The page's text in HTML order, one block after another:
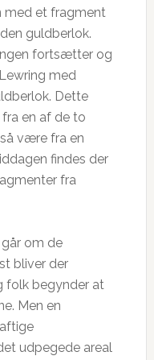
med et fragment
guldberlok.
fortsætter og
med
Dette
en af de to
være fra en
findes der
fra
om de
bliver der
folk begynder at
Men en
udpegede areal